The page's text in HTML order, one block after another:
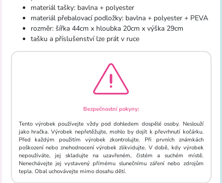
materiál tašky: bavlna + polyester
materiál přebalovací podložky: bavlna + polyester + PEVA
rozměr: šířka 44cm x hloubka 20cm x výška 29cm
tašku a příslušenství lze prát v ruce
Bezpečnostní pokyny:
Tento výrobek používejte vždy pod dohledem dospělé osoby. Neslouží
jako hračka. Výrobek nepřetěžujte, mohlo by dojít k převrhnutí kočárku.
Před každým použitím výrobek zkontrolujte. Při prvních známkách
poškození nebo znehodnocení výrobek zlikvidujte. V době, kdy výrobek
nepoužíváte, jej skladujte na uzavřeném, čistém a suchém místě.
Nenechávejte jej vystavený přímému slunečnímu záření nebo zdrojům
tepla. Obal uchovávejte mimo dosahu dětí.